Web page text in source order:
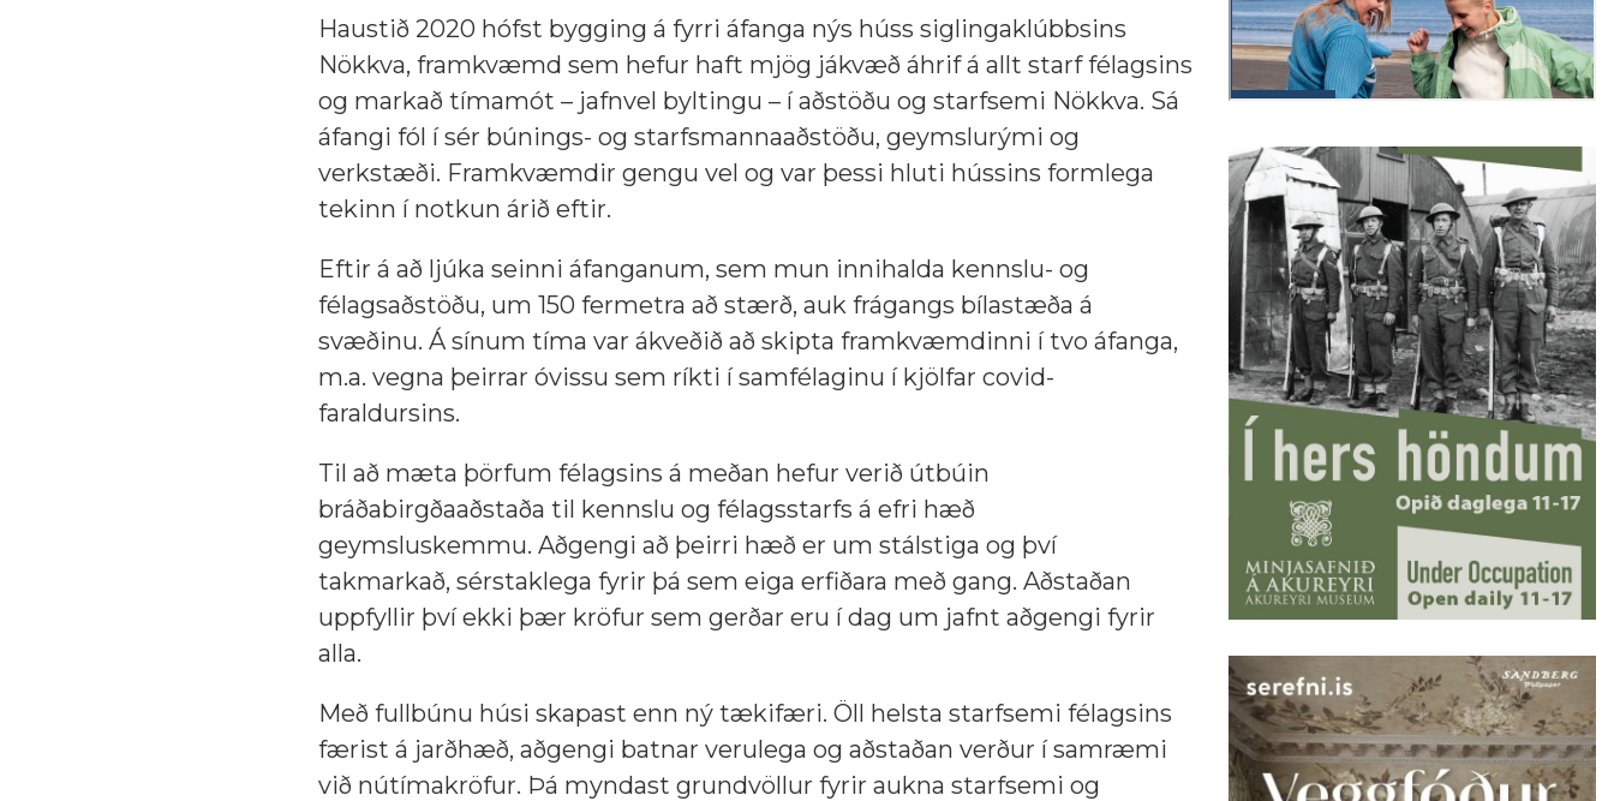
Haustið 2020 hófst bygging á fyrri áfanga nýs húss siglingaklúbbsins
Nökkva, framkvæmd sem hefur haft mjög jákvæð áhrif á allt starf félagsins
og markað tímamót – jafnvel byltingu – í aðstöðu og starfsemi Nökkva. Sá
áfangi fól í sér búnings- og starfsmannaaðstöðu, geymslurými og
verkstæði. Framkvæmdir gengu vel og var þessi hluti hússins formlega
tekinn í notkun árið eftir.
Eftir á að ljúka seinni áfanganum, sem mun innihalda kennslu- og
félagsaðstöðu, um 150 fermetra að stærð, auk frágangs bílastæða á
svæðinu. Á sínum tíma var ákveðið að skipta framkvæmdinni í tvo áfanga,
m.a. vegna þeirrar óvissu sem ríkti í samfélaginu í kjölfar covid-
faraldursins.
Til að mæta þörfum félagsins á meðan hefur verið útbúin
bráðabirgðaaðstaða til kennslu og félagsstarfs á efri hæð
geymsluskemmu. Aðgengi að þeirri hæð er um stálstiga og því
takmarkað, sérstaklega fyrir þá sem eiga erfiðara með gang. Aðstaðan
uppfyllir því ekki þær kröfur sem gerðar eru í dag um jafnt aðgengi fyrir
alla.
Með fullbúnu húsi skapast enn ný tækifæri. Öll helsta starfsemi félagsins
færist á jarðhæð, aðgengi batnar verulega og aðstaðan verður í samræmi
við nútímakröfur. Þá myndast grundvöllur fyrir aukna starfsemi og